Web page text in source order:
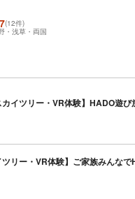
(12件)
・浅草・両国
カイツリー・VR体験】HADO遊
ツリー・VR体験】ご家族みんな